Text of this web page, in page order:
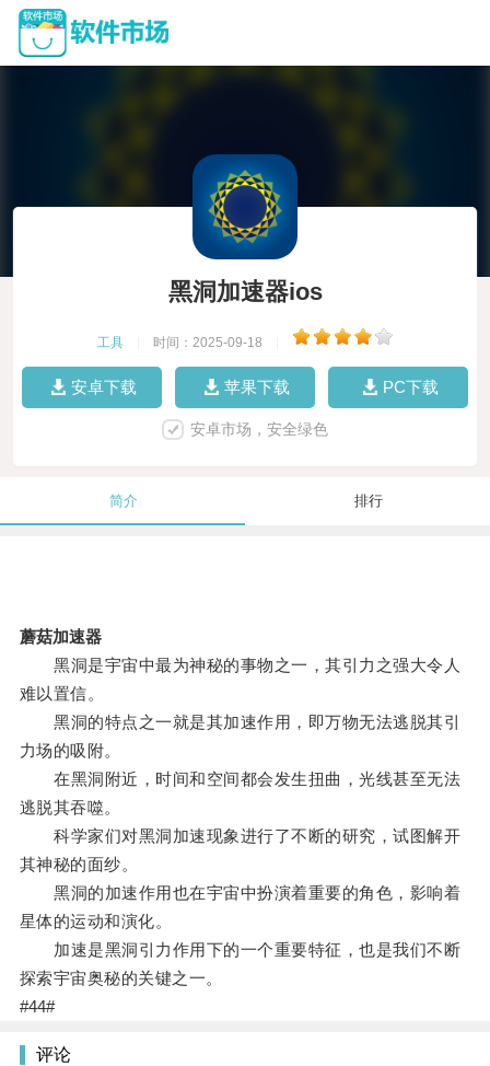
黑洞加速器ios
工具 时间：2025-09-18
安卓下载 苹果下载 PC下载
安卓市场，安全绿色
简介 排行
蘑菇加速器
黑洞是宇宙中最为神秘的事物之一，其引力之强大令人
难以置信。
黑洞的特点之一就是其加速作用，即万物无法逃脱其引
力场的吸附。
在黑洞附近，时间和空间都会发生扭曲，光线甚至无法
逃脱其吞噬。
科学家们对黑洞加速现象进行了不断的研究，试图解开
其神秘的面纱。
黑洞的加速作用也在宇宙中扮演着重要的角色，影响着
星体的运动和演化。
加速是黑洞引力作用下的一个重要特征，也是我们不断
探索宇宙奥秘的关键之一。
#44#
评论